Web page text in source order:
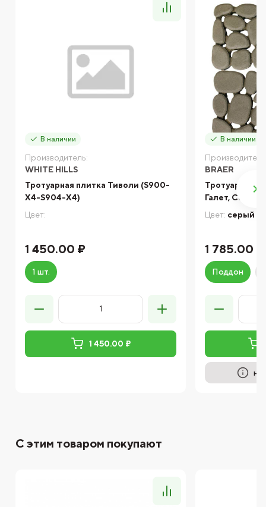
В наличии
Производитель:
WHITE HILLS
Тротуарная плитка Тиволи (S900-
Х4-S904-Х4)
Цвет:
1 450.00 ₽
1 шт.
1 450.00 ₽
В наличии
BRAER
Тротуарная
Галет, Серый
Цвет: серый
1 785.00 ₽
Поддон
на
С этим товаром покупают